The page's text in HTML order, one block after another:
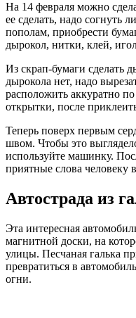
На 14 февраля можно
ее сделать, надо согнуть
пополам, приобрести
дырокол, нитки, клей,
Из скрап-бумаги сделать
дырокола нет, надо
расположить аккуратно
открытки, после
Теперь поверх первым
швом. Чтобы это
используйте машинку.
приятные слова человеку
Автострада из
Эта интересная
магнитной доски, на
улицы. Песчаная галька
превратиться в
огни.